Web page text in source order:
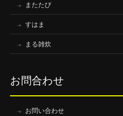
またたび
すはま
まる雑炊
お問合わせ
お問い合わせ